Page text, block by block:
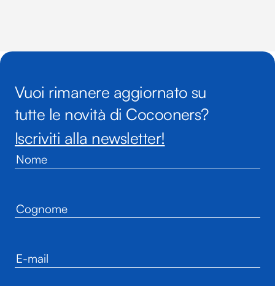
Vuoi rimanere aggiornato su
tutte le novità di Cocooners?
Iscriviti alla newsletter!